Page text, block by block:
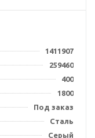
1411907
259460
400
1800
Под заказ
Сталь
Серый